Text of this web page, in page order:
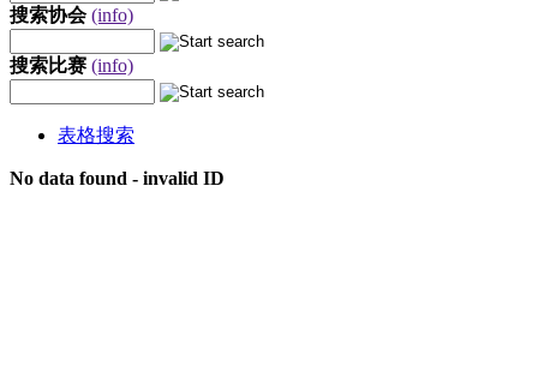
搜索协会 (info)
搜索比赛 (info)
表格搜索
No data found - invalid ID